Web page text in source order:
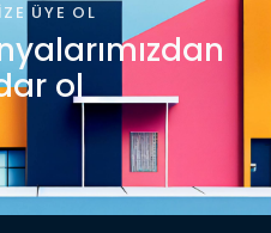
ÜYE OL
ol